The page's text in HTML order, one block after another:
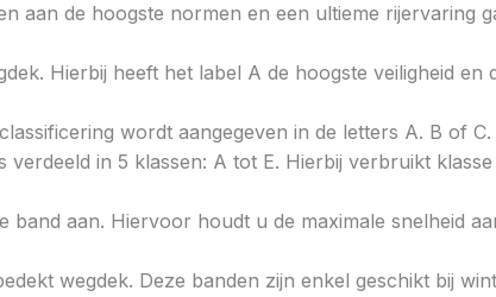
aan de hoogste normen en een ultieme rijervaring
Hierbij heeft het label A de hoogste veiligheid en
wordt aangegeven in de letters A. B of C.
in 5 klassen: A tot E. Hierbij verbruikt
band aan. Hiervoor houdt u de maximale snelheid
wegdek. Deze banden zijn enkel geschikt bij